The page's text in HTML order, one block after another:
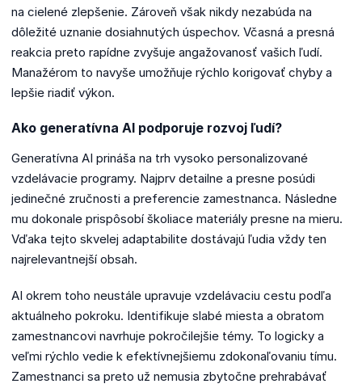
na cielené zlepšenie. Zároveň však nikdy nezabúda na
dôležité uznanie dosiahnutých úspechov. Včasná a presná
reakcia preto rapídne zvyšuje angažovanosť vašich ľudí.
Manažérom to navyše umožňuje rýchlo korigovať chyby a
lepšie riadiť výkon.
Ako generatívna AI podporuje rozvoj ľudí?
Generatívna AI prináša na trh vysoko personalizované
vzdelávacie programy. Najprv detailne a presne posúdi
jedinečné zručnosti a preferencie zamestnanca. Následne
mu dokonale prispôsobí školiace materiály presne na mieru.
Vďaka tejto skvelej adaptabilite dostávajú ľudia vždy ten
najrelevantnejší obsah.
AI okrem toho neustále upravuje vzdelávaciu cestu podľa
aktuálneho pokroku. Identifikuje slabé miesta a obratom
zamestnancovi navrhuje pokročilejšie témy. To logicky a
veľmi rýchlo vedie k efektívnejšiemu zdokonaľovaniu tímu.
Zamestnanci sa preto už nemusia zbytočne prehrabávať